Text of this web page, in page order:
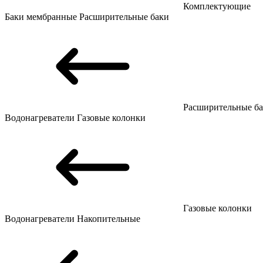
Комплектующие
Баки мембранные Расширительные баки
Расширительные
Водонагреватели Газовые колонки
Газовые колонки
Водонагреватели Накопительные